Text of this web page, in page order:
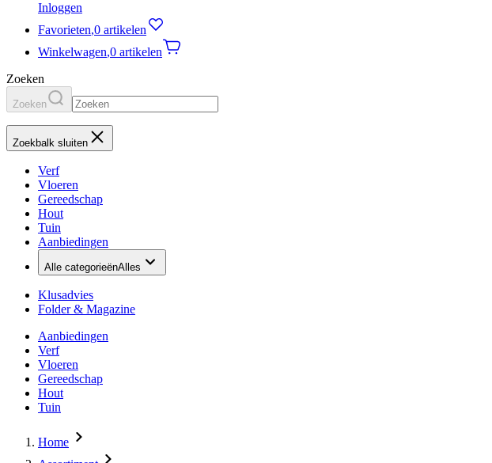
Inloggen
Favorieten,0 artikelen
Winkelwagen,0 artikelen
Zoeken
Zoeken
Zoekbalk sluiten
Verf
Vloeren
Gereedschap
Hout
Tuin
Aanbiedingen
Alle categorieënAlles
Klusadvies
Folder & Magazine
Aanbiedingen
Verf
Vloeren
Gereedschap
Hout
Tuin
Home